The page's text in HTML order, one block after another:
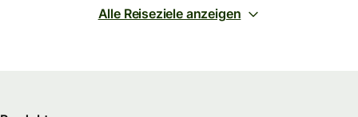
Alle Reiseziele anzeigen